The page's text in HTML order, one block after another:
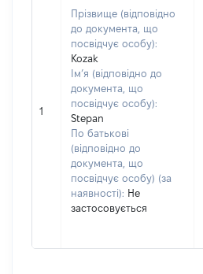
1
Прізвище (відповідно
до документа, що
посвідчує особу):
Kozak
Ім’я (відповідно до
документа, що
посвідчує особу):
Stepan
По батькові
(відповідно до
документа, що
посвідчує особу) (за
наявності): Не
застосовується